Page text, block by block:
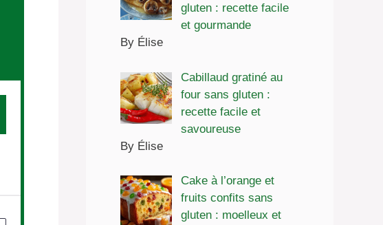
gluten : recette facile
et gourmande
By Élise
Cabillaud gratiné au
four sans gluten :
recette facile et
savoureuse
By Élise
Cake à l’orange et
fruits confits sans
gluten : moelleux et